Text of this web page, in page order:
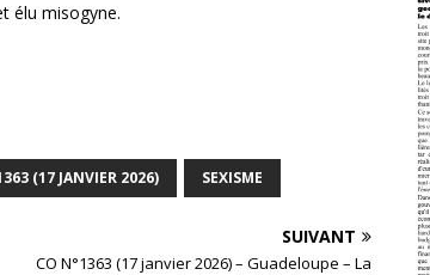
élu misogyne.
(17 JANVIER 2026) SEXISME
SUIVANT
CO N°1363 (17 janvier 2026) – Guadeloupe – La